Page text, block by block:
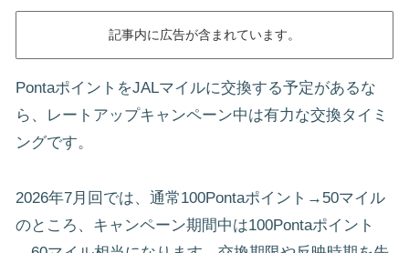
記事内に広告が含まれています。
PontaポイントをJALマイルに交換する予定があるな
ら、レートアップキャンペーン中は有力な交換タイミ
ングです。
2026年7月回では、通常100Pontaポイント→50マイル
のところ、キャンペーン期間中は100Pontaポイント